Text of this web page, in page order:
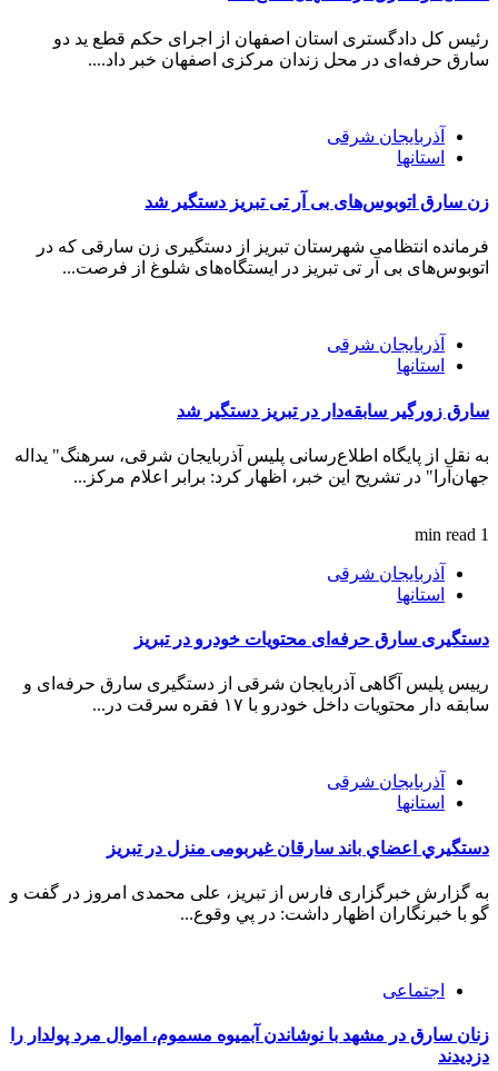
رئیس کل دادگستری استان اصفهان از اجرای حکم قطع ید دو
سارق حرفه‌ای در محل زندان مرکزی اصفهان خبر داد....
آذربایجان شرقی
استانها
زن سارق اتوبوس‌های بی آر تی تبريز دستگير شد
فرمانده انتظامی شهرستان تبريز از دستگيری زن سارقی که در
اتوبوس‌های بی آر تی تبريز در ايستگاه‌های شلوغ از فرصت...
آذربایجان شرقی
استانها
سارق زورگیر سابقه‌دار در تبریز دستگیر شد
به نقل از پایگاه اطلاع‌رسانی پلیس آذربایجان شرقی، سرهنگ" یداله
جهان‌آرا" در تشریح این خبر، اظهار کرد: برابر اعلام مرکز...
1 min read
آذربایجان شرقی
استانها
دستگیری سارق حرفه‌ای محتویات خودرو در تبریز
رییس پلیس آگاهی آذربایجان شرقی از دستگیری سارق حرفه‌ای و
سابقه دار محتویات داخل خودرو با ۱۷ فقره سرقت در...
آذربایجان شرقی
استانها
دستگيري اعضاي باند سارقان غیربومی منزل در تبريز
به گزارش خبرگزاری فارس از تبریز، علی محمدی امروز در گفت و
گو با خبرنگاران اظهار داشت: در پي وقوع...
اجتماعی
زنان سارق در مشهد با نوشاندن آبمیوه مسموم، اموال مرد پولدار را
دزدیدند